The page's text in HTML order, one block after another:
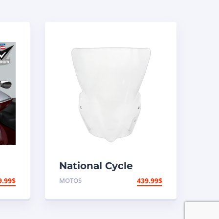
$
National Cycle
Pare-brise
aéroacoustique
VStream Suzuki
MOTOS 439.99$